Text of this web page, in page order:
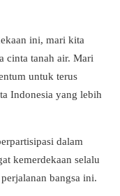
ini, mari kita
cinta tanah air. Mari
untuk terus
Indonesia yang lebih
dalam
kemerdekaan selalu
bangsa ini.